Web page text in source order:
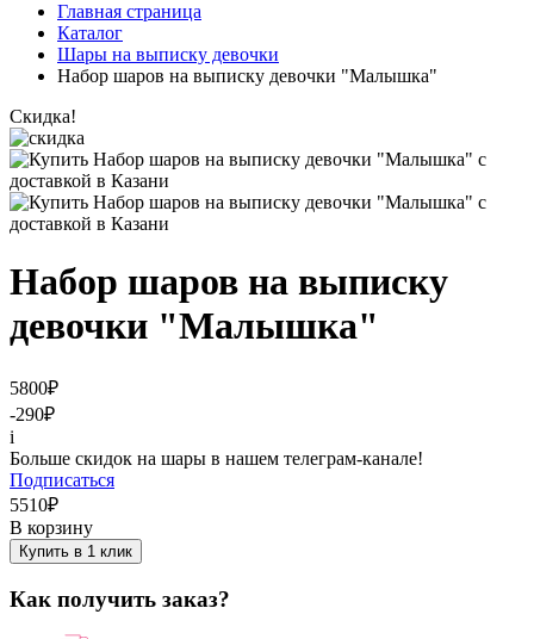
Главная страница
Каталог
Шары на выписку девочки
Набор шаров на выписку девочки "Малышка"
Скидка!
Набор шаров на выписку
девочки "Малышка"
5800₽
-290₽
i
Больше скидок на шары в нашем телеграм-канале!
Подписаться
5510₽
В корзину
Купить в 1 клик
Как получить заказ?